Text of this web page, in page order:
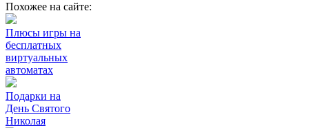
Похожее на сайте:
Плюсы игры на
бесплатных
виртуальных
автоматах
Подарки на
День Святого
Николая